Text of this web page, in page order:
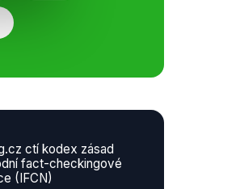
ctí kodex zásad
fact-checkingové
(IFCN)